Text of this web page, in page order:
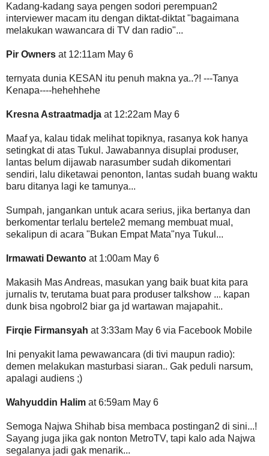
Kadang-kadang saya pengen sodori perempuan2
interviewer macam itu dengan diktat-diktat "bagaimana
melakukan wawancara di TV dan radio"...
Pir Owners at 12:11am May 6
ternyata dunia KESAN itu penuh makna ya..?! ---Tanya
Kenapa----hehehhehe
Kresna Astraatmadja at 12:22am May 6
Maaf ya, kalau tidak melihat topiknya, rasanya kok hanya
setingkat di atas Tukul. Jawabannya disuplai produser,
lantas belum dijawab narasumber sudah dikomentari
sendiri, lalu diketawai penonton, lantas sudah buang waktu
baru ditanya lagi ke tamunya...
Sumpah, jangankan untuk acara serius, jika bertanya dan
berkomentar terlalu bertele2 memang membuat mual,
sekalipun di acara "Bukan Empat Mata"nya Tukul...
Irmawati Dewanto at 1:00am May 6
Makasih Mas Andreas, masukan yang baik buat kita para
jurnalis tv, terutama buat para produser talkshow ... kapan
dunk bisa ngobrol2 biar ga jd wartawan majapahit..
Firqie Firmansyah at 3:33am May 6 via Facebook Mobile
Ini penyakit lama pewawancara (di tivi maupun radio):
demen melakukan masturbasi siaran.. Gak peduli narsum,
apalagi audiens ;)
Wahyuddin Halim at 6:59am May 6
Semoga Najwa Shihab bisa membaca postingan2 di sini...!
Sayang juga jika gak nonton MetroTV, tapi kalo ada Najwa
segalanya jadi gak menarik...